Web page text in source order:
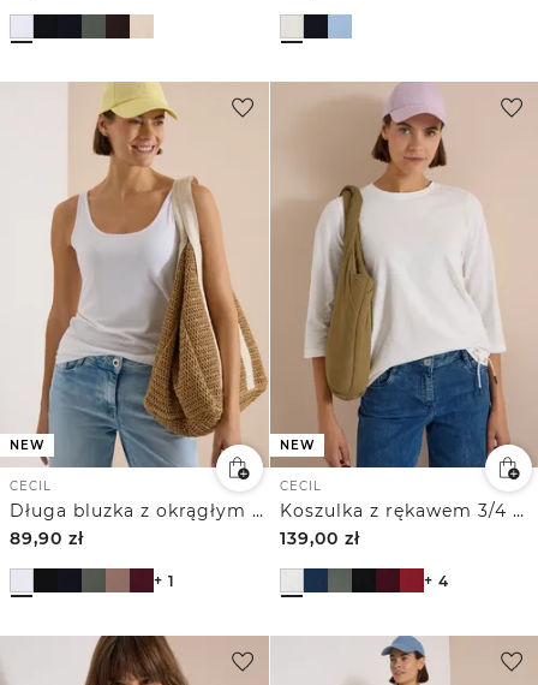
NEW
CECIL
Długa bluzka z okrągłym dekoltem w jednolitym kolorze
89,90 zł
+ 1
NEW
CECIL
Koszulka z rękawem 3/4 w jednolitym kolorze
139,00 zł
+ 4